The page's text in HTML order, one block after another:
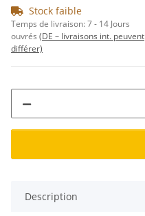
Stock faible
Temps de livraison:7 - 14 Jours
ouvrés (DE – livraisons int. peuvent
différer)
Description